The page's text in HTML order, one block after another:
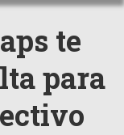
te
para